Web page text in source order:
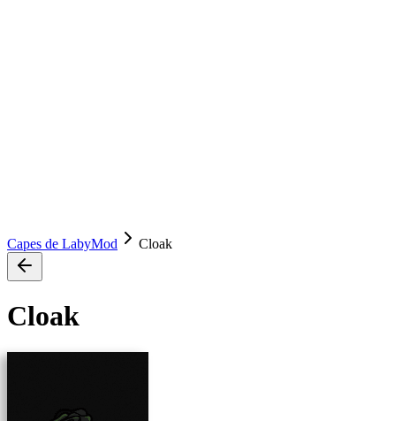
Capes de LabyMod Cloak
Cloak